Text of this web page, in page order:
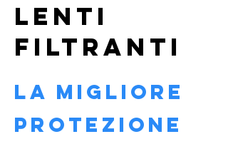
LENTI
FILTRANTI
La migliore
protezione